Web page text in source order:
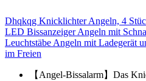
Dhqkqg Knicklichter Angeln, 4
LED Bissanzeiger Angeln mit
Leuchtstäbe Angeln mit Ladegerät
im Freien
【Angel-Bissalarm】Das